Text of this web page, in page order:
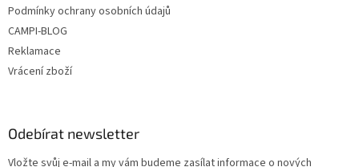
Podmínky ochrany osobních údajů
CAMPI-BLOG
Reklamace
Vrácení zboží
Odebírat newsletter
Vložte svůj e-mail a my vám budeme zasílat informace o nových